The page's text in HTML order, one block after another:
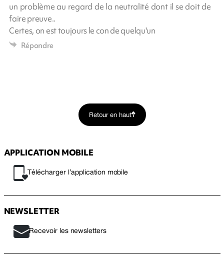
un problème au regard de la neutralité dont il se doit de
faire preuve..
Certes, on est toujours le con de quelqu'un
Répondre
Retour en haut
APPLICATION MOBILE
Télécharger l’application mobile
NEWSLETTER
Recevoir les newsletters